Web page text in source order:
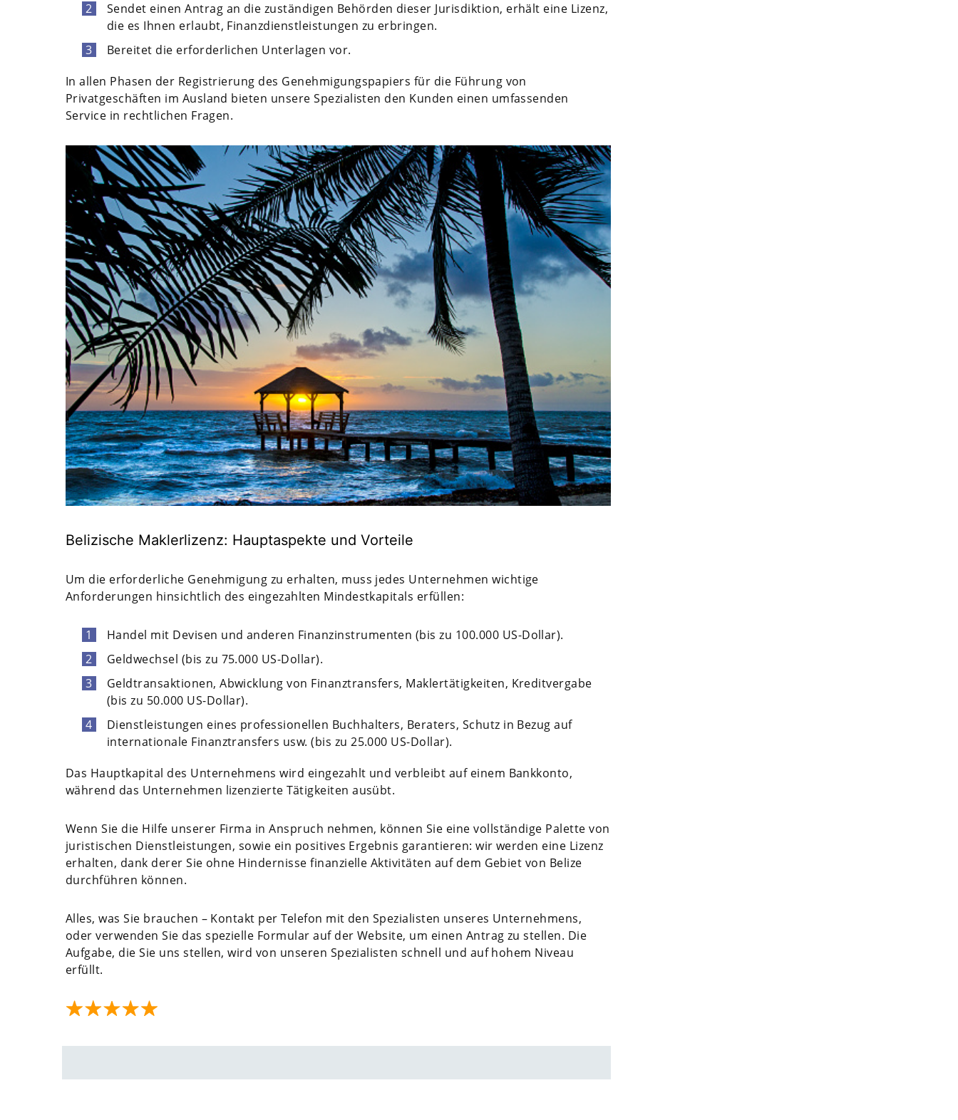
Sendet einen Antrag an die zuständigen Behörden dieser Jurisdiktion, erhält eine Lizenz,
die es Ihnen erlaubt, Finanzdienstleistungen zu erbringen.
Bereitet die erforderlichen Unterlagen vor.
In allen Phasen der Registrierung des Genehmigungspapiers für die Führung von
Privatgeschäften im Ausland bieten unsere Spezialisten den Kunden einen umfassenden
Service in rechtlichen Fragen.
Belizische Maklerlizenz: Hauptaspekte und Vorteile
Um die erforderliche Genehmigung zu erhalten, muss jedes Unternehmen wichtige
Anforderungen hinsichtlich des eingezahlten Mindestkapitals erfüllen:
Handel mit Devisen und anderen Finanzinstrumenten (bis zu 100.000 US-Dollar).
Geldwechsel (bis zu 75.000 US-Dollar).
Geldtransaktionen, Abwicklung von Finanztransfers, Maklertätigkeiten, Kreditvergabe
(bis zu 50.000 US-Dollar).
Dienstleistungen eines professionellen Buchhalters, Beraters, Schutz in Bezug auf
internationale Finanztransfers usw. (bis zu 25.000 US-Dollar).
Das Hauptkapital des Unternehmens wird eingezahlt und verbleibt auf einem Bankkonto,
während das Unternehmen lizenzierte Tätigkeiten ausübt.
Wenn Sie die Hilfe unserer Firma in Anspruch nehmen, können Sie eine vollständige Palette von
juristischen Dienstleistungen, sowie ein positives Ergebnis garantieren: wir werden eine Lizenz
erhalten, dank derer Sie ohne Hindernisse finanzielle Aktivitäten auf dem Gebiet von Belize
durchführen können.
Alles, was Sie brauchen – Kontakt per Telefon mit den Spezialisten unseres Unternehmens,
oder verwenden Sie das spezielle Formular auf der Website, um einen Antrag zu stellen. Die
Aufgabe, die Sie uns stellen, wird von unseren Spezialisten schnell und auf hohem Niveau
erfüllt.